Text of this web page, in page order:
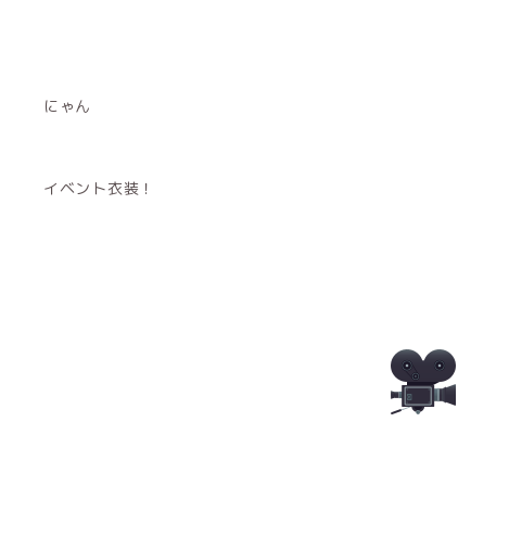
にゃん
イベント衣装！